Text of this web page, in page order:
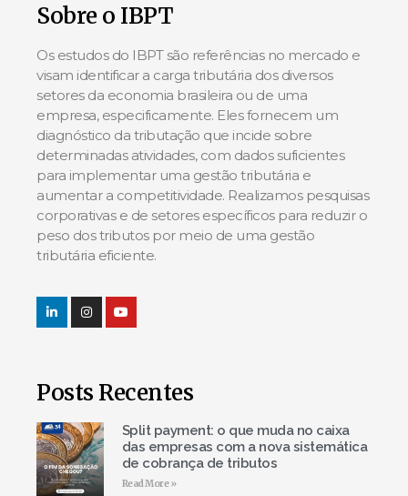
Sobre o IBPT
Os estudos do IBPT são referências no mercado e
visam identificar a carga tributária dos diversos
setores da economia brasileira ou de uma
empresa, especificamente. Eles fornecem um
diagnóstico da tributação que incide sobre
determinadas atividades, com dados suficientes
para implementar uma gestão tributária e
aumentar a competitividade. Realizamos pesquisas
corporativas e de setores específicos para reduzir o
peso dos tributos por meio de uma gestão
tributária eficiente.
Posts Recentes
Split payment: o que muda no caixa
das empresas com a nova sistemática
de cobrança de tributos
Read More »